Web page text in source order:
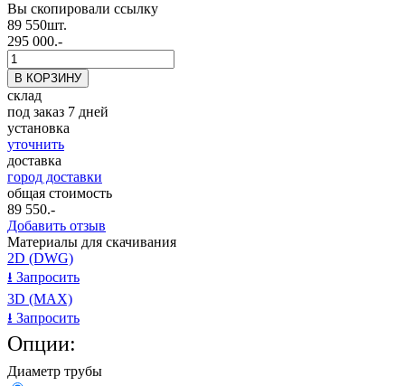
Вы скопировали ссылку
89 550шт.
295 000.-
склад
под заказ 7 дней
установка
уточнить
доставка
город доставки
общая стоимость
89 550.-
Добавить отзыв
Материалы для скачивания
2D (DWG)
⭳ Запросить
3D (MAX)
⭳ Запросить
Опции:
Диаметр трубы